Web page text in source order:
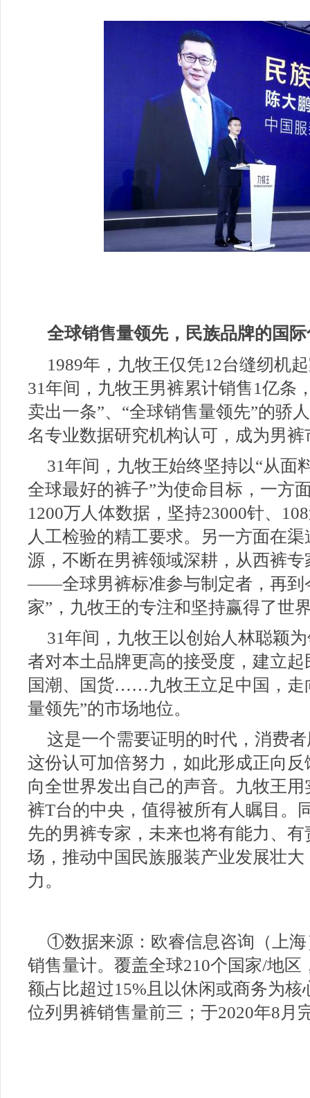
全球销售量领先，民族品牌的国
1989年，九牧王仅凭12台缝纫机
31年间，九牧王男裤累计销售1亿条
卖出一条”、“全球销售量领先”的骄
名专业数据研究机构认可，成为男
31年间，九牧王始终坚持以“从面
全球最好的裤子”为使命目标，一方
1200万人体数据，坚持23000针、
人工检验的精工要求。另一方面在
源，不断在男裤领域深耕，从西裤
——全球男裤标准参与制定者，再到
家”，九牧王的专注和坚持赢得了世
31年间，九牧王以创始人林聪颖
者对本土品牌更高的接受度，建立
国潮、国货……九牧王立足中国，走
量领先”的市场地位。
这是一个需要证明的时代，消费
这份认可加倍努力，如此形成正向
向全世界发出自己的声音。九牧王
裤T台的中央，值得被所有人瞩目。
先的男裤专家，未来也将有能力、
场，推动中国民族服装产业发展壮
力。
①数据来源：欧睿信息咨询（上
销售量计。覆盖全球210个国家/地
额占比超过15%且以休闲或商务为
位列男裤销售量前三；于2020年8月